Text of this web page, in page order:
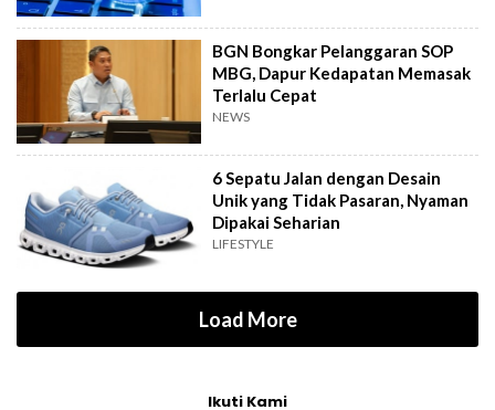
BGN Bongkar Pelanggaran SOP
MBG, Dapur Kedapatan Memasak
Terlalu Cepat
NEWS
6 Sepatu Jalan dengan Desain
Unik yang Tidak Pasaran, Nyaman
Dipakai Seharian
LIFESTYLE
Load More
Ikuti Kami